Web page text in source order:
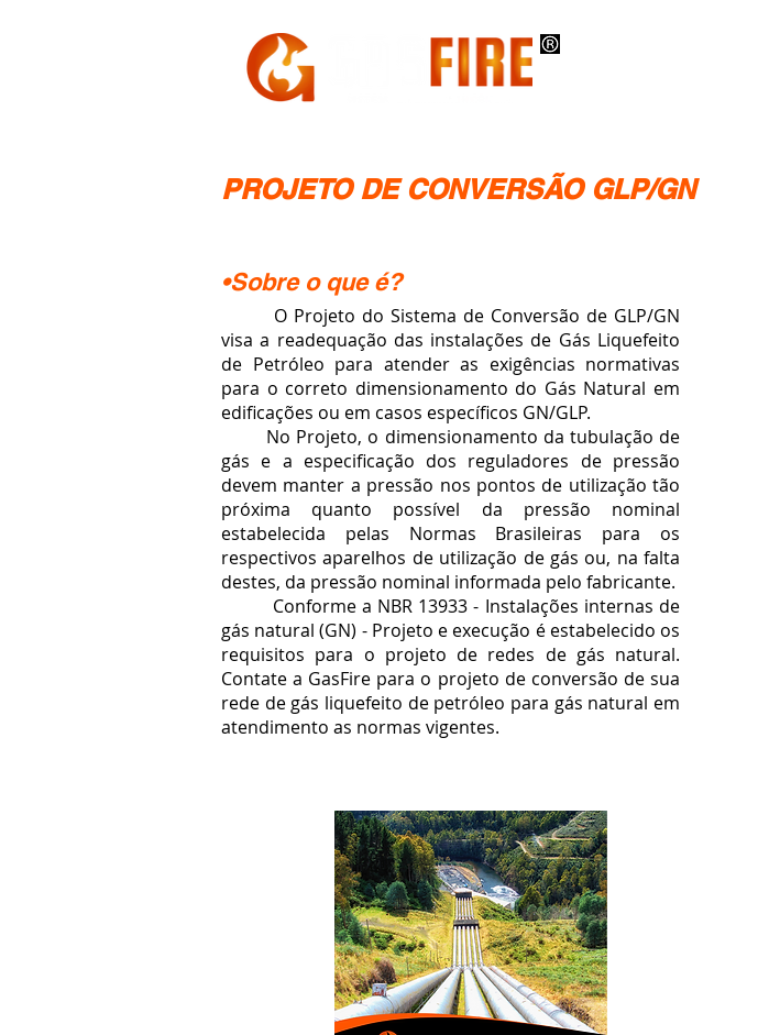
PROJETO DE CONVERSÃO GLP/GN
•Sobre o que é?
O Projeto do Sistema de Conversão de GLP/GN
visa a readequação das instalações de Gás Liquefeito
de Petróleo para atender as exigências normativas
para o correto dimensionamento do Gás Natural em
edificações ou em casos específicos GN/GLP.
No Projeto, o dimensionamento da tubulação de
gás e a especificação dos reguladores de pressão
devem manter a pressão nos pontos de utilização tão
próxima quanto possível da pressão nominal
estabelecida pelas Normas Brasileiras para os
respectivos aparelhos de utilização de gás ou, na falta
destes, da pressão nominal informada pelo fabricante.
Conforme a NBR 13933 - Instalações internas de
gás natural (GN) - Projeto e execução é estabelecido os
requisitos para o projeto de redes de gás natural.
Contate a GasFire para o projeto de conversão de sua
rede de gás liquefeito de petróleo para gás natural em
atendimento as normas vigentes.